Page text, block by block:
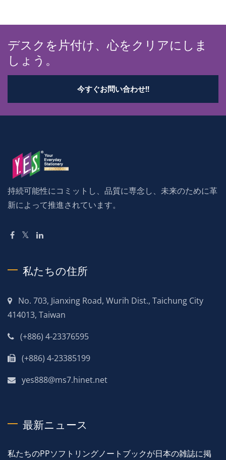
デスクを片付け、心をクリアにしま
しょう。
今すぐお問い合わせ!!
持続可能性にコミットし、品質に専念し、未来のために革
新によって推進されています。
私たちの住所
No. 703, Jianxing Road, Wurih Dist., Taichung City
414013, Taiwan
(+886) 4-23376595
(+886) 4-23385199
yes888@ms7.hinet.net
最新ニュース
私たちのPPソフトリングノートブックが日本の雑誌に掲